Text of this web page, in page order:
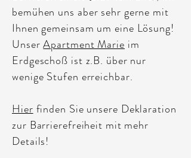
bemühen uns aber sehr gerne mit
Ihnen gemeinsam um eine Lösung!
UnserApartment Marie im
Erdgeschoß ist z.B. über nur
wenige Stufen erreichbar.
Hier finden Sie unsere Deklaration
zur Barrierefreiheit mit mehr
Details!